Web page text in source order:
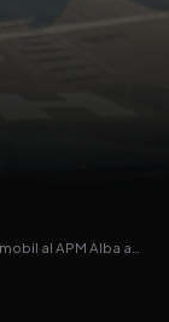
al APM Alba a…